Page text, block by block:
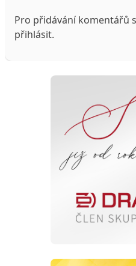
Pro přidávání komentářů
přihlásit.